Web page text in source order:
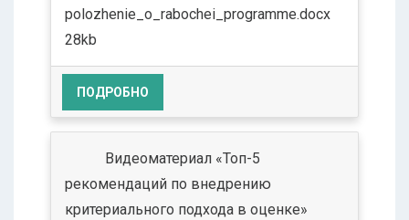
polozhenie_o_rabochei_programme.docx
28kb
ПОДРОБНО
Видеоматериал «Топ-5
рекомендаций по внедрению
критериального подхода в оценке»